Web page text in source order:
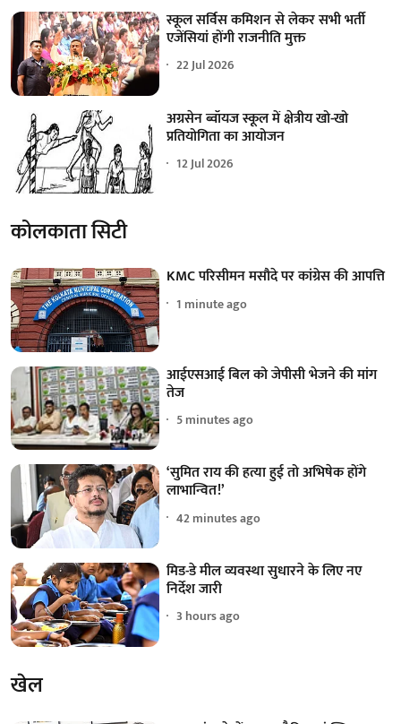
स्कूल सर्विस कमिशन से लेकर सभी भर्ती
एजेंसियां होंगी राजनीति मुक्त
22 Jul 2026
अग्रसेन ब्वॉयज स्कूल में क्षेत्रीय खो-खो
प्रतियोगिता का आयोजन
12 Jul 2026
कोलकाता सिटी
KMC परिसीमन मसौदे पर कांग्रेस की आपत्ति
1 minute ago
आईएसआई बिल को जेपीसी भेजने की मांग
तेज
5 minutes ago
‘सुमित राय की हत्या हुई तो अभिषेक होंगे
लाभान्वित!’
42 minutes ago
मिड-डे मील व्यवस्था सुधारने के लिए नए
निर्देश जारी
3 hours ago
खेल